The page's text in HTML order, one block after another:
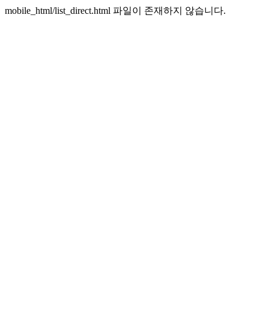
mobile_html/list_direct.html 파일이 존재하지 않습니다.